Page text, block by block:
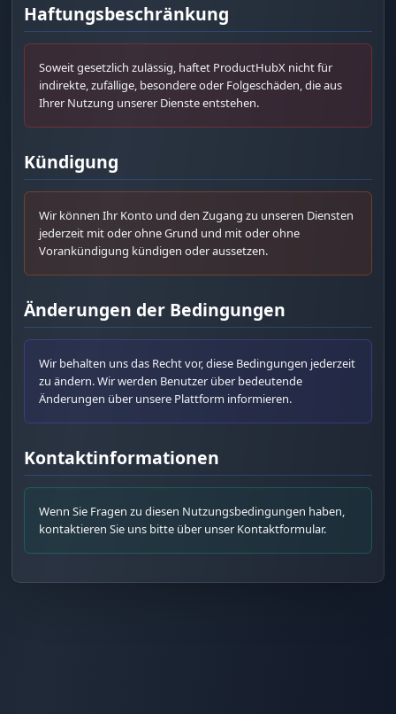
Haftungsbeschränkung
Soweit gesetzlich zulässig, haftet ProductHubX nicht für
indirekte, zufällige, besondere oder Folgeschäden, die aus
Ihrer Nutzung unserer Dienste entstehen.
Kündigung
Wir können Ihr Konto und den Zugang zu unseren Diensten
jederzeit mit oder ohne Grund und mit oder ohne
Vorankündigung kündigen oder aussetzen.
Änderungen der Bedingungen
Wir behalten uns das Recht vor, diese Bedingungen jederzeit
zu ändern. Wir werden Benutzer über bedeutende
Änderungen über unsere Plattform informieren.
Kontaktinformationen
Wenn Sie Fragen zu diesen Nutzungsbedingungen haben,
kontaktieren Sie uns bitte über unser Kontaktformular.